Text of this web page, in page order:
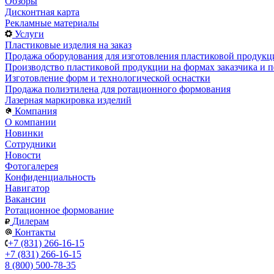
Дисконтная карта
Рекламные материалы
Услуги
Пластиковые изделия на заказ
Продажа оборудования для изготовления пластиковой
Производство пластиковой продукции на формах заказчика и
Изготовление форм и технологической оснастки
Продажа полиэтилена для ротационного формования
Лазерная маркировка изделий
Компания
О компании
Новинки
Сотрудники
Новости
Фотогалерея
Конфиденциальность
Навигатор
Вакансии
Ротационное формование
Дилерам
Контакты
+7 (831) 266-16-15
+7 (831) 266-16-15
8 (800) 500-78-35